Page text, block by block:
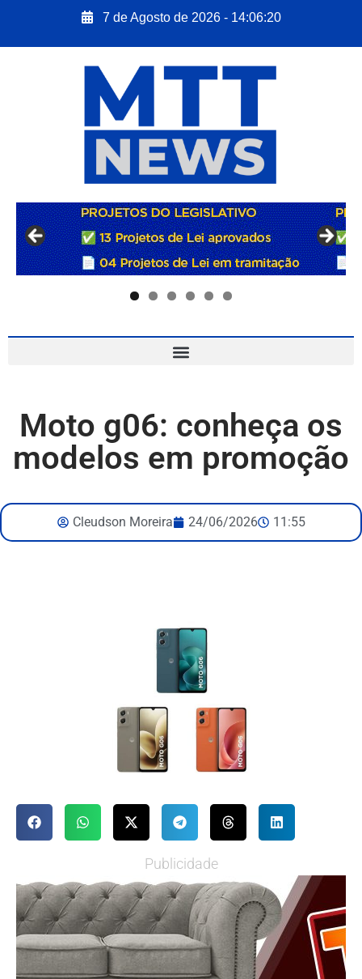
7 de Agosto de 2026 - 14:06:22
Moto g06: conheça os
modelos em promoção
Cleudson Moreira 24/06/2026 11:55
Publicidade